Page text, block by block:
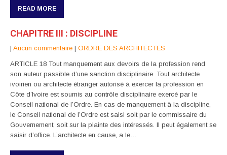
READ MORE
CHAPITRE III : DISCIPLINE
| Aucun commentaire | ORDRE DES ARCHITECTES
ARTICLE 18 Tout manquement aux devoirs de la profession rend
son auteur passible d’une sanction disciplinaire. Tout architecte
ivoirien ou architecte étranger autorisé à exercer la profession en
Côte d’Ivoire est soumis au contrôle disciplinaire exercé par le
Conseil national de l’Ordre. En cas de manquement à la discipline,
le Conseil national de l’Ordre est saisi soit par le commissaire du
Gouvernement, soit sur la plainte des intéressés. Il peut également se
saisir d’office. L’architecte en cause, a le…